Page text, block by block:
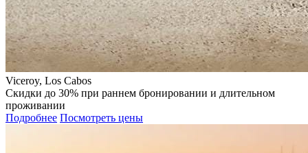
Viceroy, Los Cabos
Скидки до 30% при раннем бронировании и длительном
проживании
Подробнее Посмотреть цены